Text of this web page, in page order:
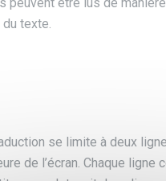
texte.
se limite à deux
de l’écran. Chaque ligne